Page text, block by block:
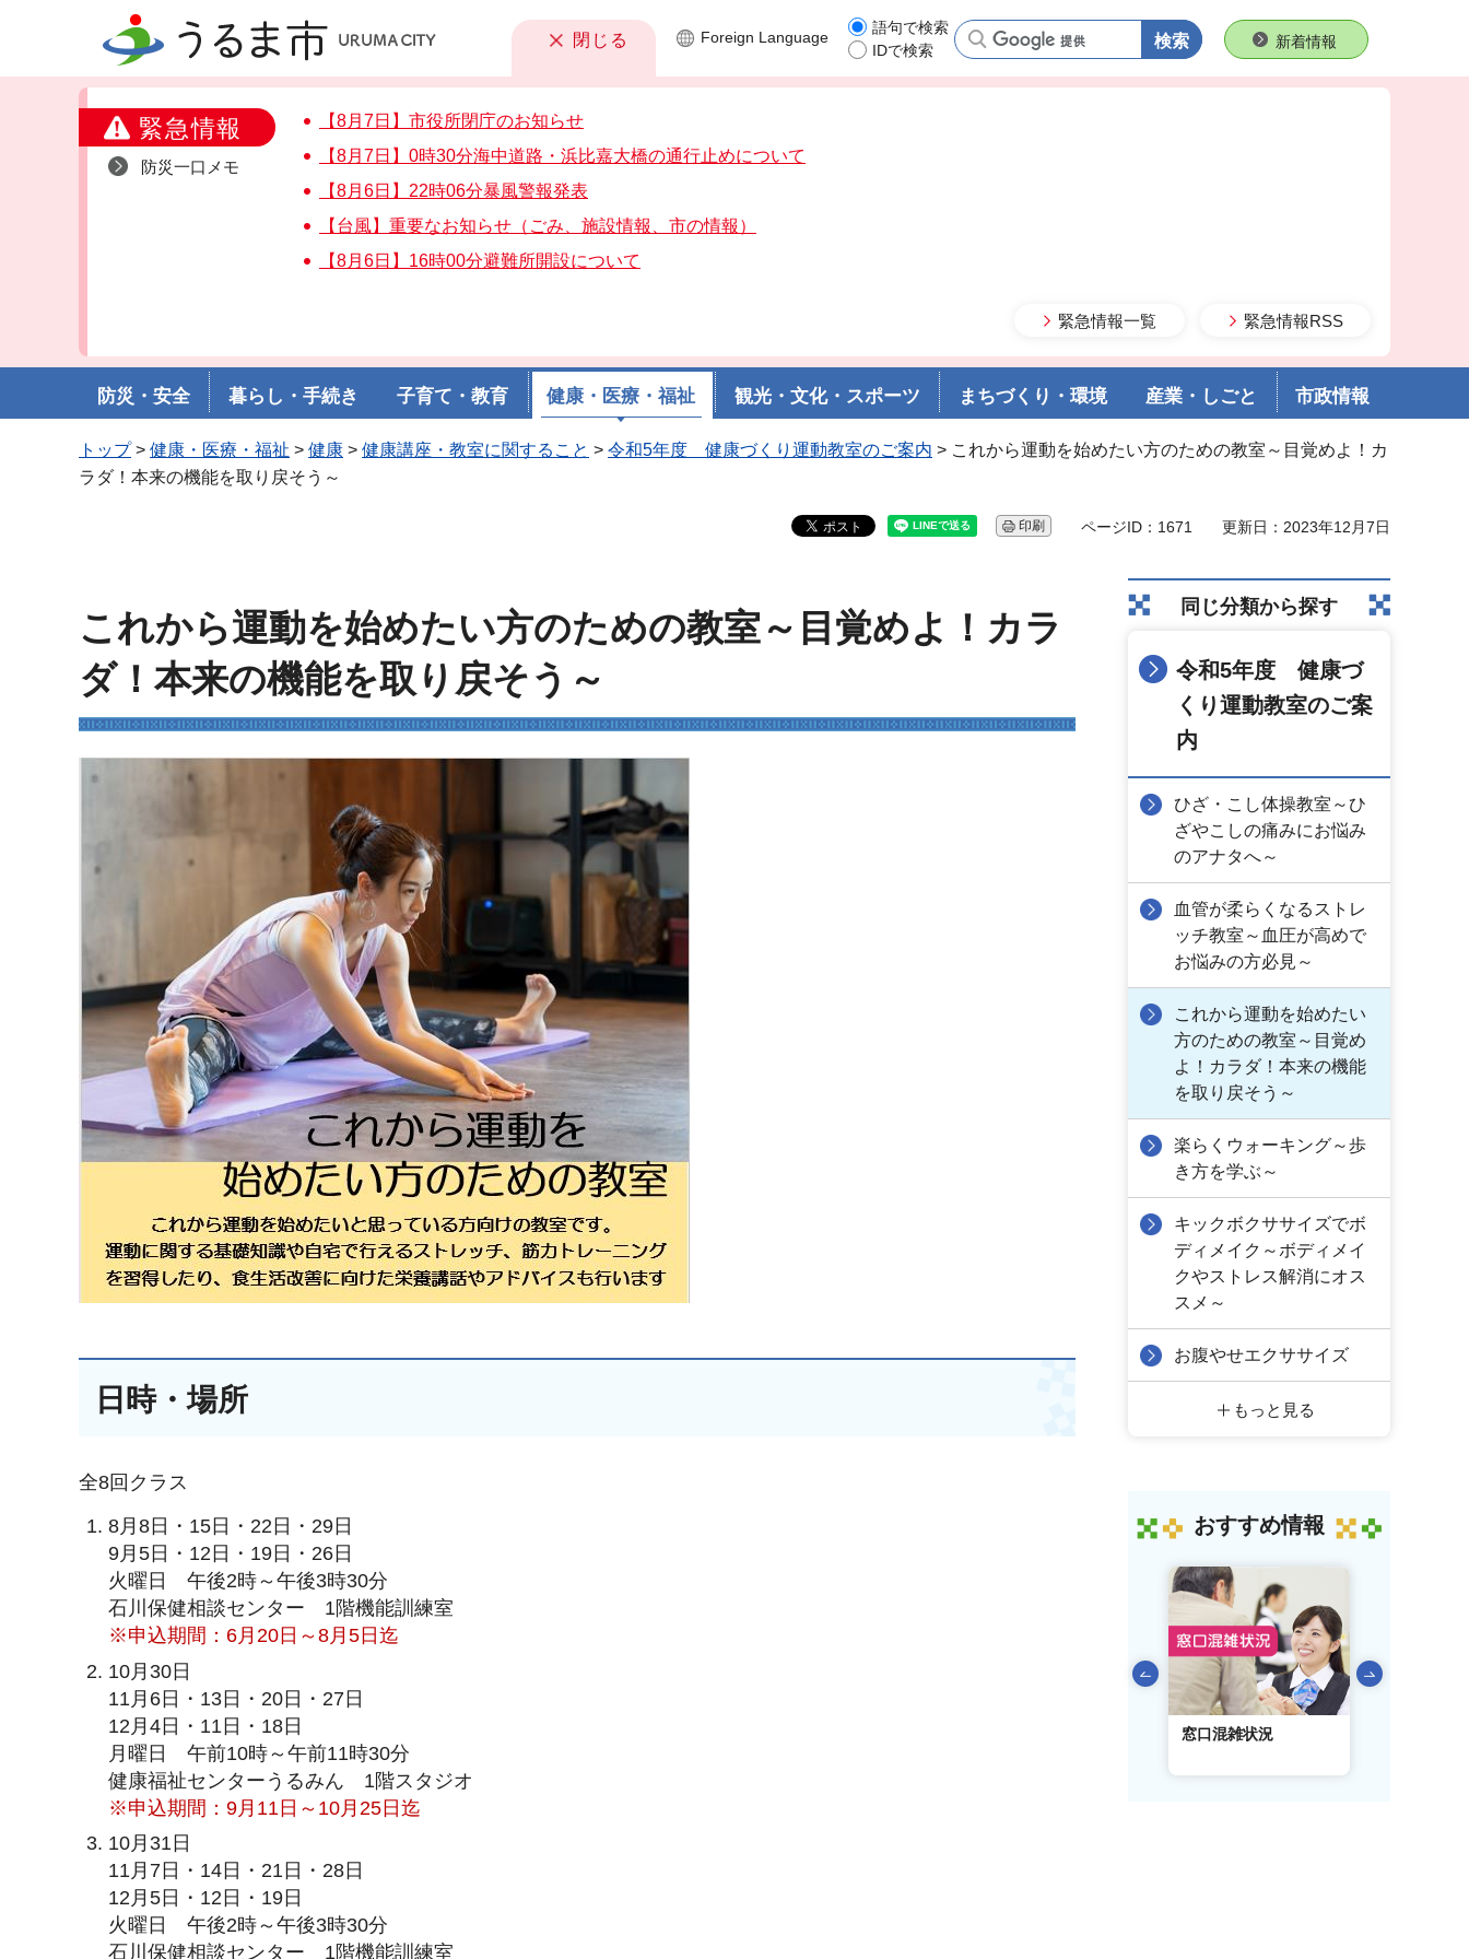
うるま市 閉じる
緊急情報
防災一口メモ
【8月7日】市役所閉庁のお知らせ
【8月7日】0時30分海中道路・浜比嘉大橋の通行止めについて
【8月6日】22時06分暴風警報発表
【台風】重要なお知らせ（ごみ、施設情報、市の情報）
【8月6日】16時00分避難所開設について
緊急情報一覧 緊急情報RSS
Foreign Language
語句で検索
IDで検索
語句で検索新着情報
防災・安全 暮らし・手続き 子育て・教育 健康・医療・福祉 観光・文化・スポーツ まちづくり・環境 産業・しごと 市政情報
トップ> 健康・医療・福祉 > 健康 > 健康講座・教室に関すること > 令和5年度 健康づくり運動教室のご案内 > これから運動を始めたい方のための教室～目覚めよ！カ
ラダ！本来の機能を取り戻そう～
印刷 ページID：1671 更新日：2023年12月7日
これから運動を始めたい方のための教室～目覚めよ！カラ
ダ！本来の機能を取り戻そう～
日時・場所
全8回クラス
8月8日・15日・22日・29日
9月5日・12日・19日・26日
火曜日 午後2時～午後3時30分
石川保健相談センター 1階機能訓練室
※申込期間：6月20日～8月5日迄
10月30日
11月6日・13日・20日・27日
12月4日・11日・18日
月曜日 午前10時～午前11時30分
健康福祉センターうるみん 1階スタジオ
※申込期間：9月11日～10月25日迄
10月31日
11月7日・14日・21日・28日
12月5日・12日・19日
火曜日 午後2時～午後3時30分
石川保健相談センター 1階機能訓練室
同じ分類から探す
令和5年度 健康づ
くり運動教室のご案
内
ひざ・こし体操教室～ひ
ざやこしの痛みにお悩み
のアナタへ～
血管が柔らくなるストレ
ッチ教室～血圧が高めで
お悩みの方必見～
これから運動を始めたい
方のための教室～目覚め
よ！カラダ！本来の機能
を取り戻そう～
楽らくウォーキング～歩
き方を学ぶ～
キックボクササイズでボ
ディメイク～ボディメイ
クやストレス解消にオス
スメ～
お腹やせエクササイズ
もっと見る
おすすめ情報
前のスライドを表示
窓口混雑状況